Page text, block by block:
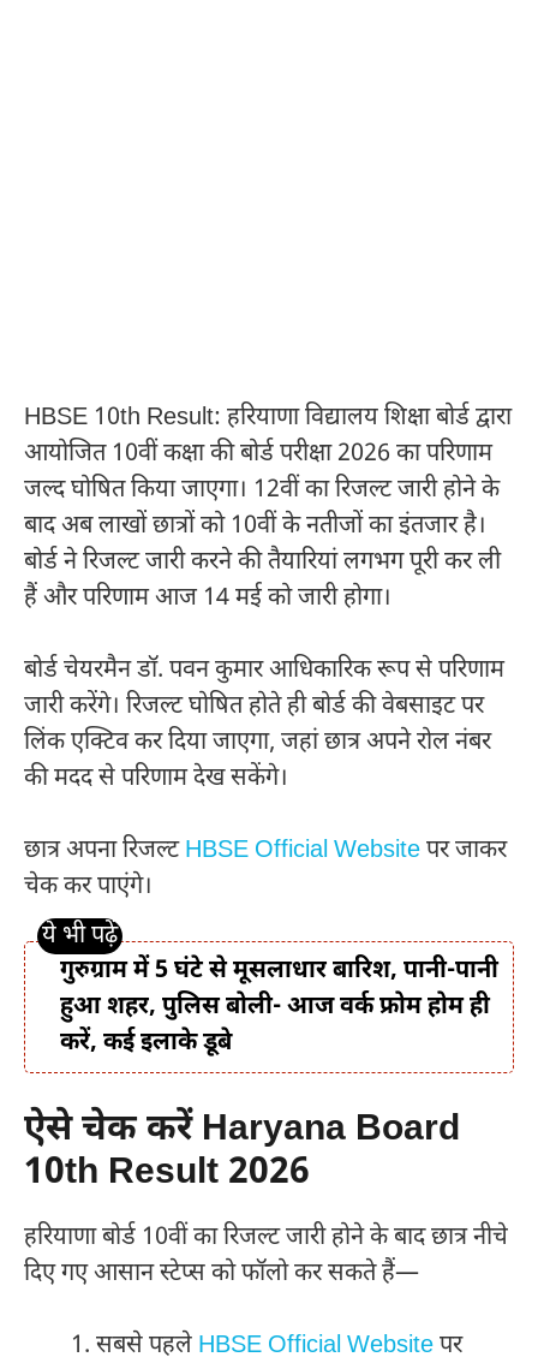
HBSE 10th Result: हरियाणा विद्यालय शिक्षा बोर्ड द्वारा
आयोजित 10वीं कक्षा की बोर्ड परीक्षा 2026 का परिणाम
जल्द घोषित किया जाएगा। 12वीं का रिजल्ट जारी होने के
बाद अब लाखों छात्रों को 10वीं के नतीजों का इंतजार है।
बोर्ड ने रिजल्ट जारी करने की तैयारियां लगभग पूरी कर ली
हैं और परिणाम आज 14 मई को जारी होगा।
बोर्ड चेयरमैन डॉ. पवन कुमार आधिकारिक रूप से परिणाम
जारी करेंगे। रिजल्ट घोषित होते ही बोर्ड की वेबसाइट पर
लिंक एक्टिव कर दिया जाएगा, जहां छात्र अपने रोल नंबर
की मदद से परिणाम देख सकेंगे।
छात्र अपना रिजल्टHBSE Official Websiteपर जाकर
चेक कर पाएंगे।
गुरुग्राम में 5 घंटे से मूसलाधार बारिश, पानी-पानी
हुआ शहर, पुलिस बोली- आज वर्क फ्रोम होम ही
करें, कई इलाके डूबे
ऐसे चेक करें Haryana Board
10th Result 2026
हरियाणा बोर्ड 10वीं का रिजल्ट जारी होने के बाद छात्र नीचे
दिए गए आसान स्टेप्स को फॉलो कर सकते हैं—
सबसे पहले HBSE Official Websiteपर